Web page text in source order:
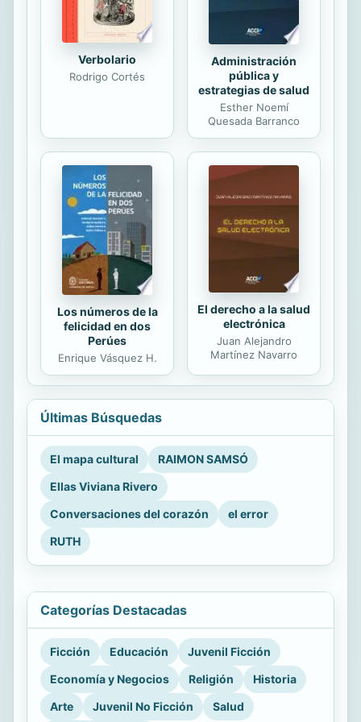
Verbolario
Rodrigo Cortés
Administración
pública y
estrategias de salud
Esther Noemí
Quesada Barranco
Los números de la
felicidad en dos
Perúes
Enrique Vásquez H.
El derecho a la salud
electrónica
Juan Alejandro
Martínez Navarro
Últimas Búsquedas
El mapa cultural
RAIMON SAMSÓ
Ellas Viviana Rivero
Conversaciones del corazón
el error
RUTH
Categorías Destacadas
Ficción Educación
Juvenil Ficción
Economía y Negocios
Religión
Historia
Arte
Juvenil No Ficción Salud